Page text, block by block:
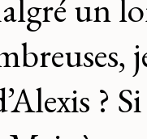
un
?